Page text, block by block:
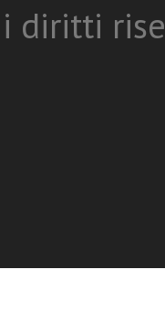
diritti